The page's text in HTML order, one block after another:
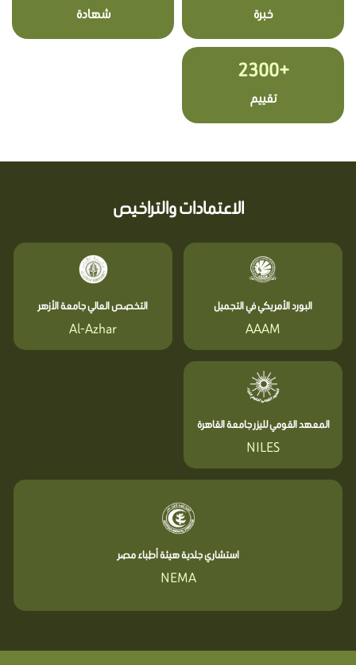
خبرة شهادة
+2300
تقييم
الاعتمادات والتراخيص
البورد الأمريكي في التجميل
AAAM
التخصص العالي جامعة الأزهر
Al-Azhar
المعهد القومي لليزر جامعة القاهرة
NILES
استشاري جلدية هيئة أطباء مصر
NEMA